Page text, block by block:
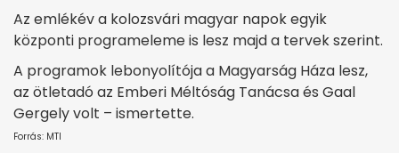
Az emlékév a kolozsvári magyar napok egyik
központi programeleme is lesz majd a tervek szerint.
A programok lebonyolítója a Magyarság Háza lesz,
az ötletadó az Emberi Méltóság Tanácsa és Gaal
Gergely volt – ismertette.
Forrás: MTI